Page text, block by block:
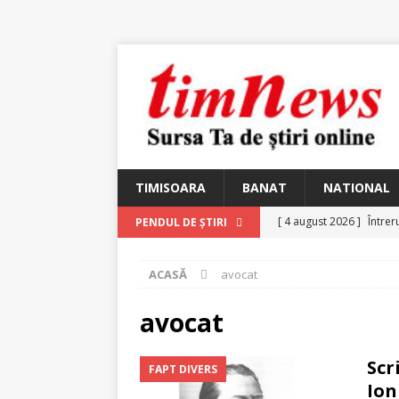
TIMISOARA BANAT NATIONAL
PENDUL DE ȘTIRI [ 4 august 2026 ]
Ungureanu,
ACASĂ avocat
avocat
FAPT DIVERS